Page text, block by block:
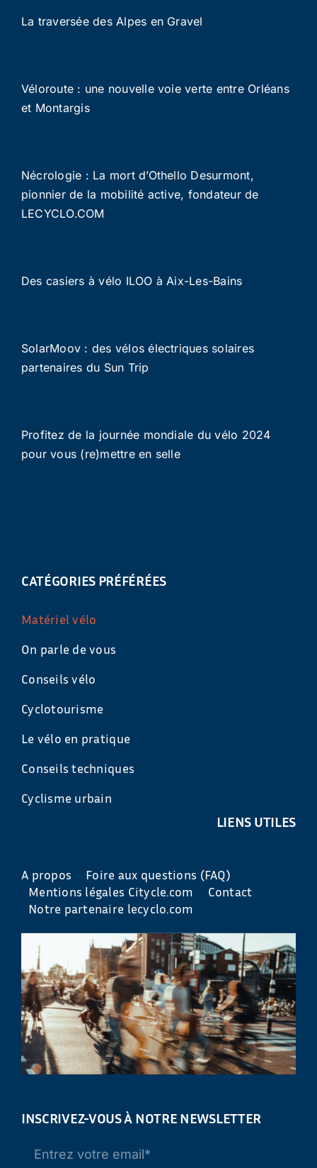
La traversée des Alpes en Gravel
Véloroute : une nouvelle voie verte entre Orléans
et Montargis
Nécrologie : La mort d’Othello Desurmont,
pionnier de la mobilité active, fondateur de
LECYCLO.COM
Des casiers à vélo ILOO à Aix-Les-Bains
SolarMoov : des vélos électriques solaires
partenaires du Sun Trip
Profitez de la journée mondiale du vélo 2024
pour vous (re)mettre en selle
CATÉGORIES PRÉFÉRÉES
Matériel vélo
On parle de vous
Conseils vélo
Cyclotourisme
Le vélo en pratique
Conseils techniques
Cyclisme urbain
LIENS UTILES
A propos
Foire aux questions (FAQ)
Mentions légales Citycle.com
Contact
Notre partenaire lecyclo.com
INSCRIVEZ-VOUS À NOTRE NEWSLETTER